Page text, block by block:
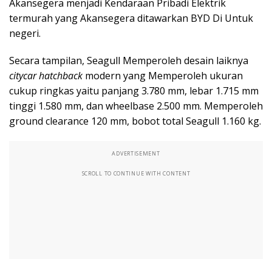
Akansegera menjadi Kendaraan Pribadi Elektrik
termurah yang Akansegera ditawarkan BYD Di Untuk
negeri.
Secara tampilan, Seagull Memperoleh desain laiknya
citycar hatchback modern yang Memperoleh ukuran
cukup ringkas yaitu panjang 3.780 mm, lebar 1.715 mm
tinggi 1.580 mm, dan wheelbase 2.500 mm. Memperoleh
ground clearance 120 mm, bobot total Seagull 1.160 kg.
ADVERTISEMENT
SCROLL TO CONTINUE WITH CONTENT